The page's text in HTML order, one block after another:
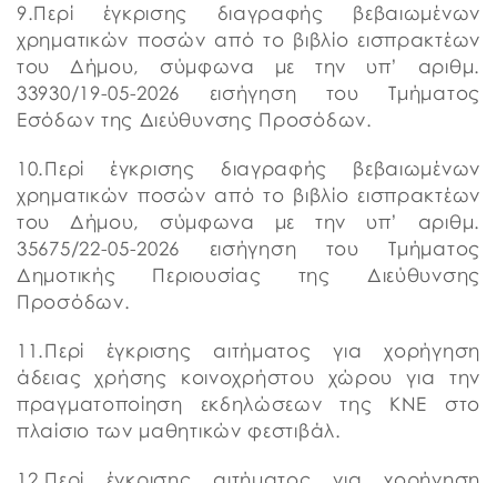
9.Περί έγκρισης διαγραφής βεβαιωμένων
χρηματικών ποσών από το βιβλίο εισπρακτέων
του Δήμου, σύμφωνα με την υπ’ αριθμ.
33930/19-05-2026 εισήγηση του Τμήματος
Εσόδων της Διεύθυνσης Προσόδων.
10.Περί έγκρισης διαγραφής βεβαιωμένων
χρηματικών ποσών από το βιβλίο εισπρακτέων
του Δήμου, σύμφωνα με την υπ’ αριθμ.
35675/22-05-2026 εισήγηση του Τμήματος
Δημοτικής Περιουσίας της Διεύθυνσης
Προσόδων.
11.Περί έγκρισης αιτήματος για χορήγηση
άδειας χρήσης κοινοχρήστου χώρου για την
πραγματοποίηση εκδηλώσεων της ΚΝΕ στο
πλαίσιο των μαθητικών φεστιβάλ.